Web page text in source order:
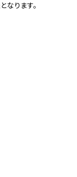
なります。